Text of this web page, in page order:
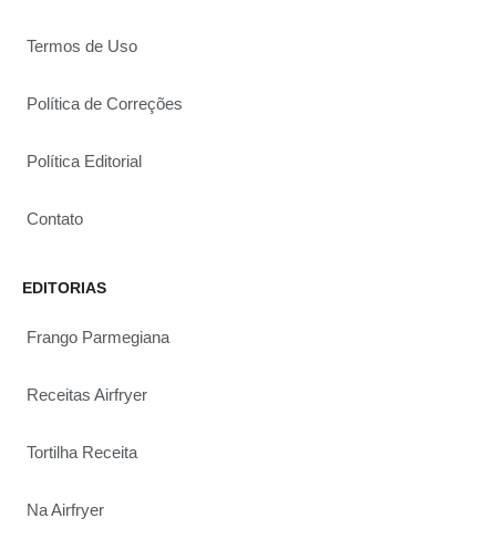
Termos de Uso
Política de Correções
Política Editorial
Contato
EDITORIAS
Frango Parmegiana
Receitas Airfryer
Tortilha Receita
Na Airfryer